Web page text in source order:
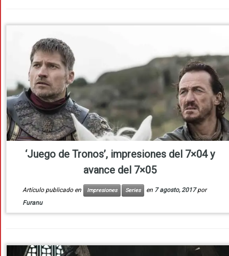
‘Juego de Tronos’, impresiones del 7×04 y
avance del 7×05
Artículo publicado en Impresiones Series en 7 agosto, 2017 por
Furanu